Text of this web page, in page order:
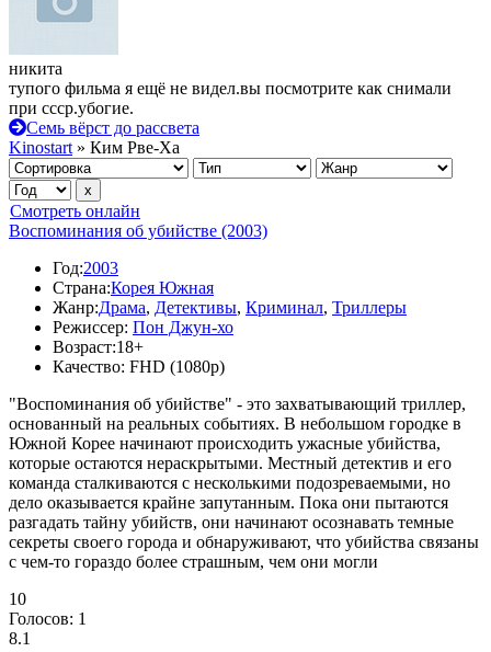
никита
тупого фильма я ещё не видел.вы посмотрите как снимали
при ссср.убогие.
Семь вёрст до рассвета
Kinostart » Ким Рве-Ха
Смотреть онлайн
Воспоминания об убийстве (2003)
Год:2003
Страна:Корея Южная
Жанр:Драма, Детективы, Криминал, Триллеры
Режиссер: Пон Джун-хо
Возраст:18+
Качество: FHD (1080p)
"Воспоминания об убийстве" - это захватывающий триллер,
основанный на реальных событиях. В небольшом городке в
Южной Корее начинают происходить ужасные убийства,
которые остаются нераскрытыми. Местный детектив и его
команда сталкиваются с несколькими подозреваемыми, но
дело оказывается крайне запутанным. Пока они пытаются
разгадать тайну убийств, они начинают осознавать темные
секреты своего города и обнаруживают, что убийства связаны
с чем-то гораздо более страшным, чем они могли
10
Голосов: 1
8.1